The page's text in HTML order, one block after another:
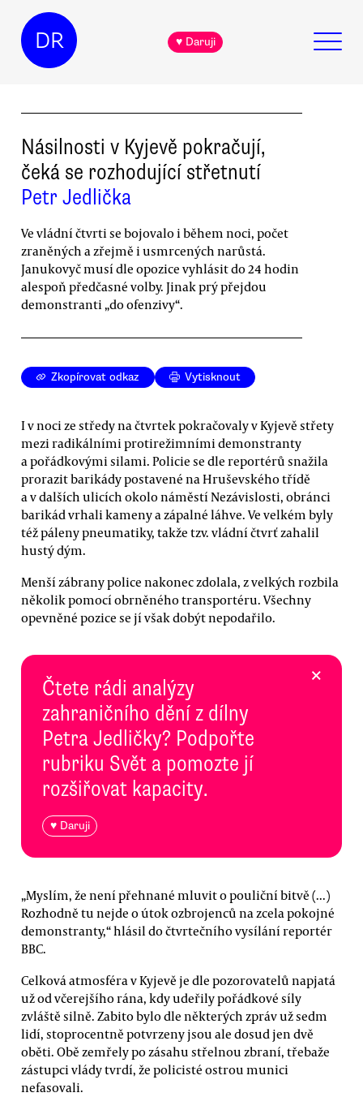
DR ♥ Daruji
Násilnosti v Kyjevě pokračují,
čeká se rozhodující střetnutí
Petr Jedlička
Ve vládní čtvrti se bojovalo i během noci, počet
zraněných a zřejmě i usmrcených narůstá.
Janukovyč musí dle opozice vyhlásit do 24 hodin
alespoň předčasné volby. Jinak prý přejdou
demonstranti „do ofenzivy“.
Zkopírovat odkaz Vytisknout
I v noci ze středy na čtvrtek pokračovaly v Kyjevě střety
mezi radikálními protirežimními demonstranty
a pořádkovými silami. Policie se dle reportérů snažila
prorazit barikády postavené na Hruševského třídě
a v dalších ulicích okolo náměstí Nezávislosti, obránci
barikád vrhali kameny a zápalné láhve. Ve velkém byly
též páleny pneumatiky, takže tzv. vládní čtvrť zahalil
hustý dým.
Menší zábrany police nakonec zdolala, z velkých rozbila
několik pomocí obrněného transportéru. Všechny
opevněné pozice se jí však dobýt nepodařilo.
Čtete rádi analýzy
zahraničního dění z dílny
Petra Jedličky? Podpořte
rubriku Svět a pomozte jí
rozšiřovat kapacity.
♥ Daruji
×
„Myslím, že není přehnané mluvit o pouliční bitvě (...)
Rozhodně tu nejde o útok ozbrojenců na zcela pokojné
demonstranty,“ hlásil do čtvrtečního vysílání reportér
BBC.
Celková atmosféra v Kyjevě je dle pozorovatelů napjatá
už od včerejšího rána, kdy udeřily pořádkové síly
zvláště silně. Zabito bylo dle některých zpráv už sedm
lidí, stoprocentně potvrzeny jsou ale dosud jen dvě
oběti. Obě zemřely po zásahu střelnou zbraní, třebaže
zástupci vlády tvrdí, že policisté ostrou munici
nefasovali.